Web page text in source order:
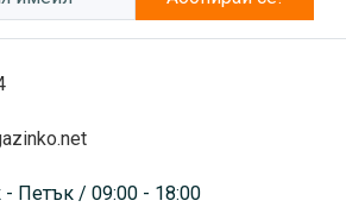
Петък / 09:00 - 18:00